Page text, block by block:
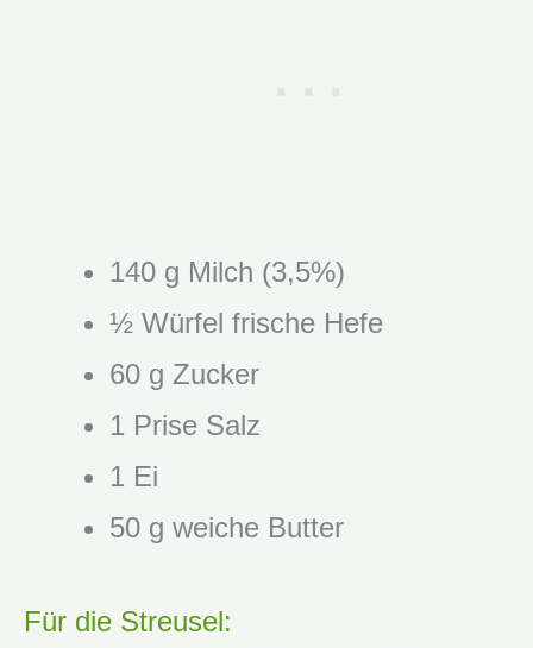
140 g Milch (3,5%)
½ Würfel frische Hefe
60 g Zucker
1 Prise Salz
1 Ei
50 g weiche Butter
Für die Streusel: